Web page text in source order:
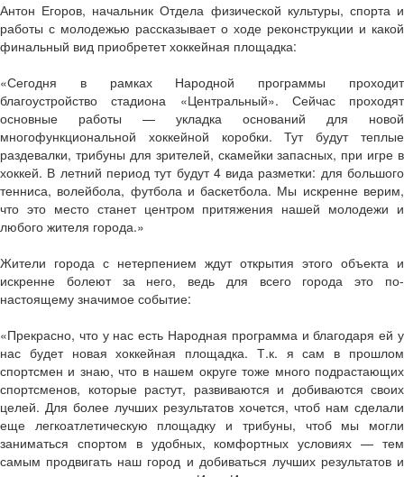
Антон Егоров, начальник Отдела физической культуры, спорта и
работы с молодежью рассказывает о ходе реконструкции и какой
финальный вид приобретет хоккейная площадка:
«Сегодня в рамках Народной программы проходит
благоустройство стадиона «Центральный». Сейчас проходят
основные работы — укладка оснований для новой
многофункциональной хоккейной коробки. Тут будут теплые
раздевалки, трибуны для зрителей, скамейки запасных, при игре в
хоккей. В летний период тут будут 4 вида разметки: для большого
тенниса, волейбола, футбола и баскетбола. Мы искренне верим,
что это место станет центром притяжения нашей молодежи и
любого жителя города.»
Жители города с нетерпением ждут открытия этого объекта и
искренне болеют за него, ведь для всего города это по-
настоящему значимое событие:
«Прекрасно, что у нас есть Народная программа и благодаря ей у
нас будет новая хоккейная площадка. Т.к. я сам в прошлом
спортсмен и знаю, что в нашем округе тоже много подрастающих
спортсменов, которые растут, развиваются и добиваются своих
целей. Для более лучших результатов хочется, чтоб нам сделали
еще легкоатлетическую площадку и трибуны, чтоб мы могли
заниматься спортом в удобных, комфортных условиях — тем
самым продвигать наш город и добиваться лучших результатов и